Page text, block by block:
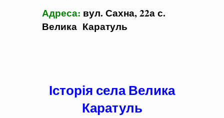
Адреса: вул. Сахна, 22а с.
Велика Каратуль
Історія села Велика
Каратуль